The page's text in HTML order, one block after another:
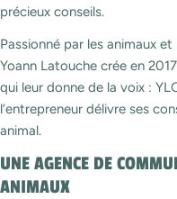
précieux conseils.
Passionné par les animaux
Yoann Latouche crée en
qui leur donne de la voix :
l’entrepreneur délivre ses
animal.
UNE AGENCE DE
ANIMAUX